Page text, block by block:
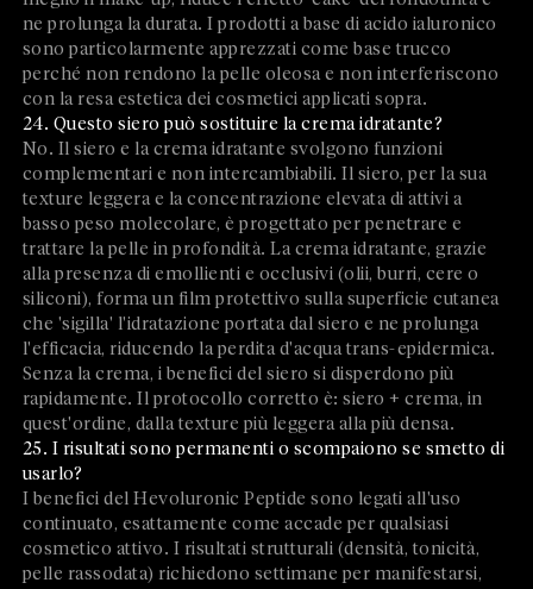
ne prolunga la durata. I prodotti a base di acido ialuronico
sono particolarmente apprezzati come base trucco
perché non rendono la pelle oleosa e non interferiscono
con la resa estetica dei cosmetici applicati sopra.
24. Questo siero può sostituire la crema idratante?
No. Il siero e la crema idratante svolgono funzioni
complementari e non intercambiabili. Il siero, per la sua
texture leggera e la concentrazione elevata di attivi a
basso peso molecolare, è progettato per penetrare e
trattare la pelle in profondità. La crema idratante, grazie
alla presenza di emollienti e occlusivi (olii, burri, cere o
siliconi), forma un film protettivo sulla superficie cutanea
che 'sigilla' l'idratazione portata dal siero e ne prolunga
l'efficacia, riducendo la perdita d'acqua trans-epidermica.
Senza la crema, i benefici del siero si disperdono più
rapidamente. Il protocollo corretto è: siero + crema, in
quest'ordine, dalla texture più leggera alla più densa.
25. I risultati sono permanenti o scompaiono se smetto di
usarlo?
I benefici del Hevoluronic Peptide sono legati all'uso
continuato, esattamente come accade per qualsiasi
cosmetico attivo. I risultati strutturali (densità, tonicità,
pelle rassodata) richiedono settimane per manifestarsi,